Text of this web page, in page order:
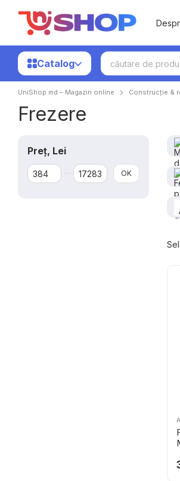
Mergi la conținutul principal
Catalog
UniShop.md – Magazin online Construcție &
Frezere
Preț, Lei
De la Preț, Lei
Până la Preț, Lei OK